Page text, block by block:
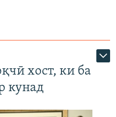
хост, ки ба
кунад